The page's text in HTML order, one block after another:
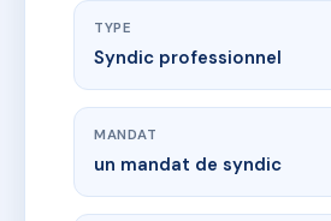
TYPE
Syndic professionnel
MANDAT
un mandat de syndic